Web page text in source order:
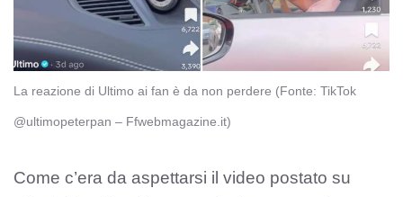
La reazione di Ultimo ai fan è da non perdere (Fonte: TikTok
@ultimopeterpan – Ffwebmagazine.it)
Come c’era da aspettarsi il video postato su